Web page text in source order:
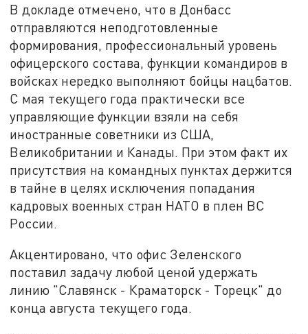
В докладе отмечено, что в Донбасс
отправляются неподготовленные
формирования, профессиональный уровень
офицерского состава, функции командиров в
войсках нередко выполняют бойцы нацбатов.
С мая текущего года практически все
управляющие функции взяли на себя
иностранные советники из США,
Великобритании и Канады. При этом факт их
присутствия на командных пунктах держится
в тайне в целях исключения попадания
кадровых военных стран НАТО в плен ВС
России.
Акцентировано, что офис Зеленского
поставил задачу любой ценой удержать
линию "Славянск - Краматорск - Торецк" до
конца августа текущего года.